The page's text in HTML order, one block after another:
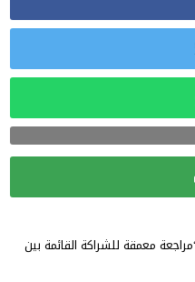
معمقة للشراكة القائمة بين